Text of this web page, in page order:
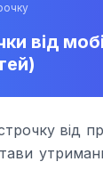
від
від